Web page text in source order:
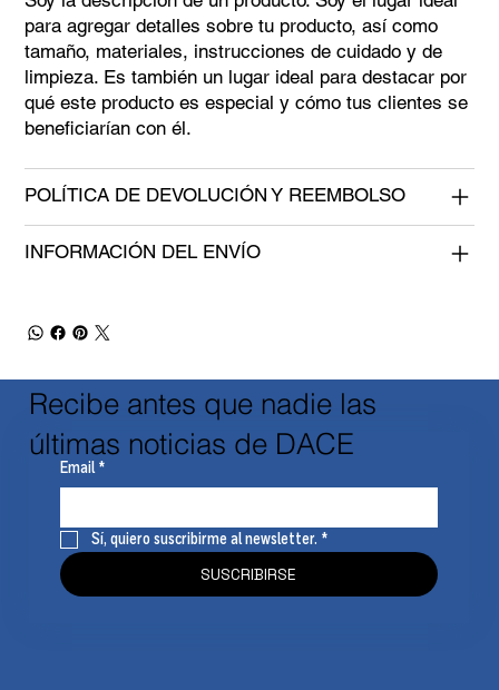
para agregar detalles sobre tu producto, así como
tamaño, materiales, instrucciones de cuidado y de
limpieza. Es también un lugar ideal para destacar por
qué este producto es especial y cómo tus clientes se
beneficiarían con él.
POLÍTICA DE DEVOLUCIÓN Y REEMBOLSO
INFORMACIÓN DEL ENVÍO
Recibe antes que nadie las
últimas noticias de DACE
Email *
Sí, quiero suscribirme al newsletter. *
SUSCRIBIRSE